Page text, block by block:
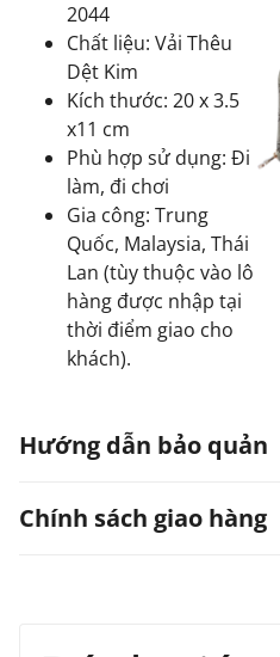
2044
Chất liệu: Vải Thêu
Dệt Kim
Kích thước: 20 x 3.5
x11 cm
Phù hợp sử dụng: Đi
làm, đi chơi
Gia công: Trung
Quốc, Malaysia, Thái
Lan (tùy thuộc vào lô
hàng được nhập tại
thời điểm giao cho
khách).
Hướng dẫn bảo quản
Hạn chế sản phẩm bị
Chính sách giao hàng